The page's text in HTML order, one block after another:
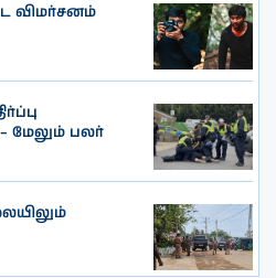
விமர்சனம்
மேலும் பலர்